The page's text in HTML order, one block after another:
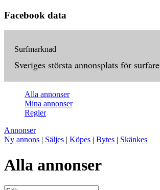
Facebook data
Surfmarknad
Sveriges största annonsplats för surfare
Alla annonser
Mina annonser
Regler
Annonser
Ny annons | Säljes | Köpes | Bytes | Skänkes
Alla annonser